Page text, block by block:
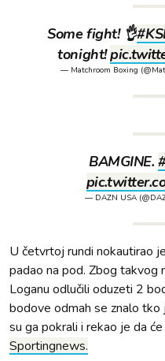
Some fight! 👌
tonight!
— Matchroom Boxing
BAMGINE.
— DAZN USA
U četvrtoj rundi nokautirao
padao na pod. Zbog takvog
Loganu odlučili oduzeti 2
bodove odmah se znalo tko
su ga pokrali i rekao je da
Sportingnews.